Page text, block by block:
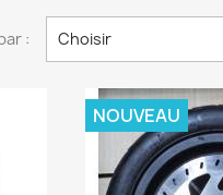
: Choisir
NOUVEAU